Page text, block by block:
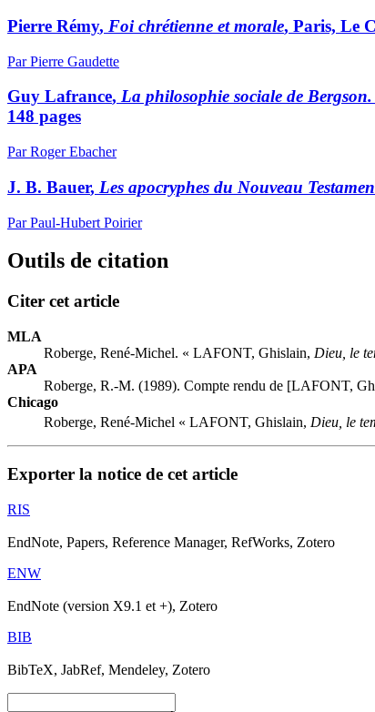
Pierre Rémy, Foi chrétienne et morale, Paris, Le
Par Pierre Gaudette
Guy Lafrance, La philosophie sociale de
148 pages
Par Roger Ebacher
J. B. Bauer, Les apocryphes du Nouveau
Par Paul-Hubert Poirier
Outils de citation
Citer cet article
MLA
Roberge, René-Michel. « LAFONT, Ghislain, Dieu, le
APA
Roberge, R.-M. (1989). Compte rendu de [LAFONT,
Chicago
Roberge, René-Michel « LAFONT, Ghislain, Dieu, le
Exporter la notice de cet article
RIS
EndNote, Papers, Reference Manager, RefWorks, Zotero
ENW
EndNote (version X9.1 et +), Zotero
BIB
BibTeX, JabRef, Mendeley, Zotero